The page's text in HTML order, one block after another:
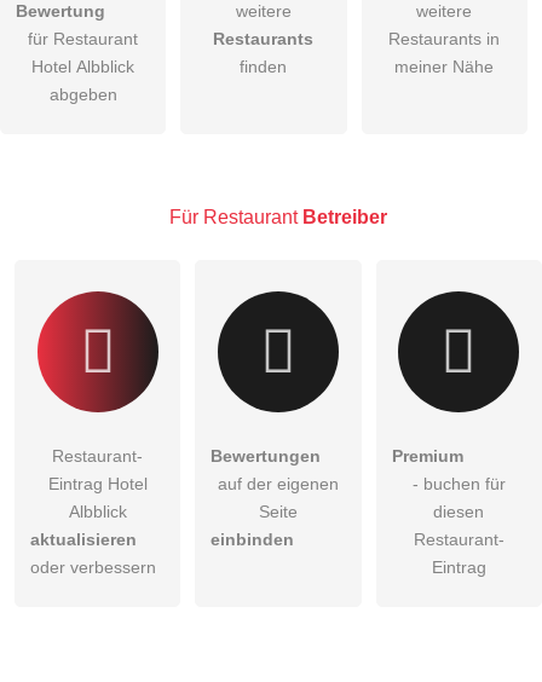
Hiermit akzeptiere ich dieAGB
DieDatenschutzerklärung habe ich zur Kenntnis genommen.
Besucher sichtbar.
Bewertung
für Restaurant
Hotel Albblick
abgeben
weitere
Restaurants
finden
weitere
Restaurants in
meiner Nähe
Für Restaurant Betreiber
Restaurant-
Eintrag Hotel
Albblick
aktualisieren
oder verbessern
Bewertungen
auf der eigenen
Seite
einbinden
Premium
- buchen für
diesen
Restaurant-
Eintrag